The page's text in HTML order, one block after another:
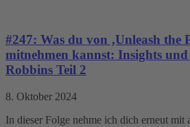
#247: Was du von ‚Unleash the
mitnehmen kannst: Insights
Robbins Teil 2
8. Oktober 2024
In dieser Folge nehme ich dich erneut mit